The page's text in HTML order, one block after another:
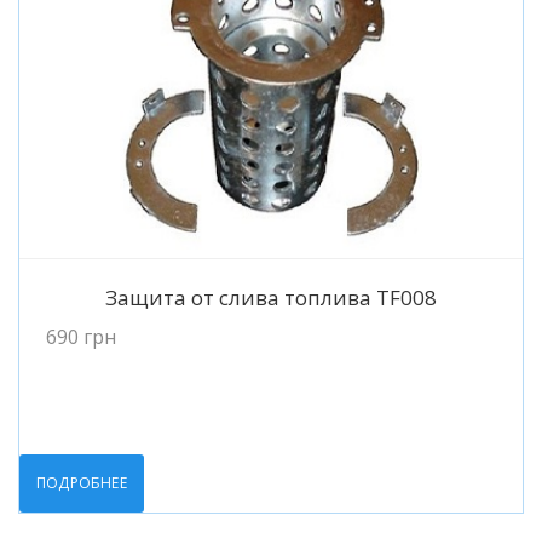
Подробнее
Защита от слива топлива TF008
690 грн
ПОДРОБНЕЕ